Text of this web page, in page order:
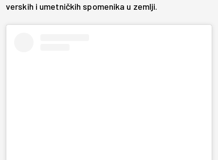
verskih i umetničkih spomenika u zemlji.